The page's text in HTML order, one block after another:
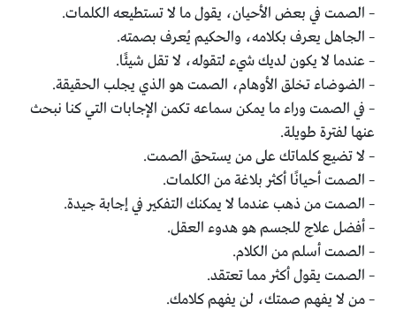
– الصمت في بعض الأحيان، يقول ما لا تستطيعه الكلمات.
– الجاهل يعرف بكلامه، والحكيم يُعرف بصمته.
– عندما لا يكون لديك شيء لتقوله، لا تقل شيئًا.
– الضوضاء تخلق الأوهام، الصمت هو الذي يجلب الحقيقة.
– في الصمت وراء ما يمكن سماعه تكمن الإجابات التي كنا نبحث
عنها لفترة طويلة.
– لا تضيع كلماتك على من يستحق الصمت.
– الصمت أحيانًا أكثر بلاغة من الكلمات.
– الصمت من ذهب عندما لا يمكنك التفكير في إجابة جيدة.
– أفضل علاج للجسم هو هدوء العقل.
– الصمت أسلم من الكلام.
– الصمت يقول أكثر مما تعتقد.
– من لا يفهم صمتك، لن يفهم كلامك.